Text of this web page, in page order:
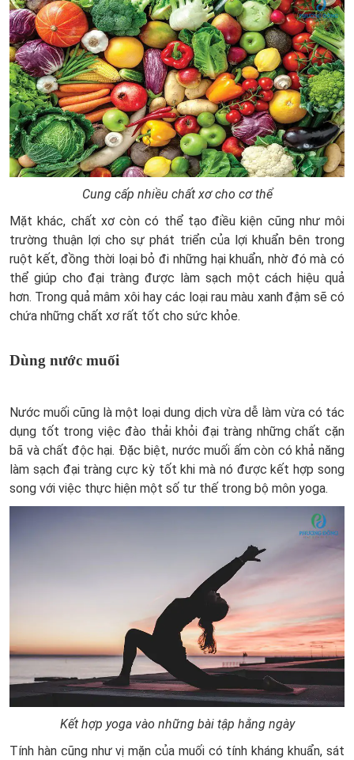
Cung cấp nhiều chất xơ cho cơ thể
Mặt khác, chất xơ còn có thể tạo điều kiện cũng như môi
trường thuận lợi cho sự phát triển của lợi khuẩn bên trong
ruột kết, đồng thời loại bỏ đi những hại khuẩn, nhờ đó mà có
thể giúp cho đại tràng được làm sạch một cách hiệu quả
hơn. Trong quả mâm xôi hay các loại rau màu xanh đậm sẽ có
chứa những chất xơ rất tốt cho sức khỏe.
Dùng nước muối
Nước muối cũng là một loại dung dịch vừa dễ làm vừa có tác
dụng tốt trong việc đào thải khỏi đại tràng những chất cặn
bã và chất độc hại. Đặc biệt, nước muối ấm còn có khả năng
làm sạch đại tràng cực kỳ tốt khi mà nó được kết hợp song
song với việc thực hiện một số tư thế trong bộ môn yoga.
Kết hợp yoga vào những bài tập hằng ngày
Tính hàn cũng như vị mặn của muối có tính kháng khuẩn, sát